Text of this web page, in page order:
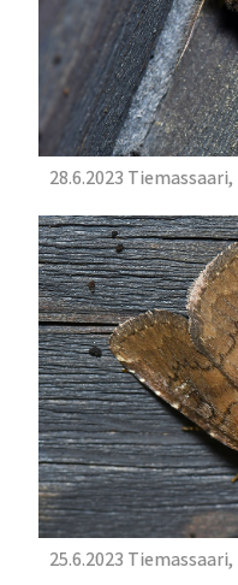
28.6.2023
25.6.2023